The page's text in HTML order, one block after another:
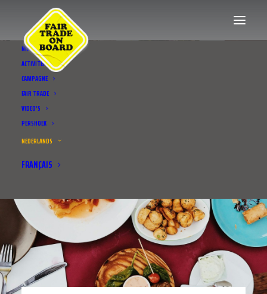
NIEUWS
ACTIVITEITEN
CAMPAGNE
FAIR TRADE
VIDEO’S
PERSHOEK
NEDERLANDS
FRANÇAIS